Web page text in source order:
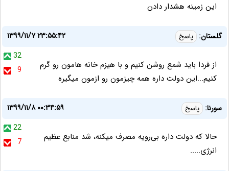
این زمینه هشدار دادن
گلستان: پاسخ
۱۳۹۹/۱۱/۷ ۲۳:۵۵:۴۲
32
9
از فردا باید شمع روشن کنیم و با هیزم خانه هامون رو گرم
کنیم...این دولت داره همه چیزمون رو ازمون میگیره
سورنا: پاسخ
۱۳۹۹/۱۱/۸ ۰۰:۳۴:۵۹
22
7
حالا که دولت داره بی‌رویه مصرف میکنه، شد منابع عظیم
انرژی.....